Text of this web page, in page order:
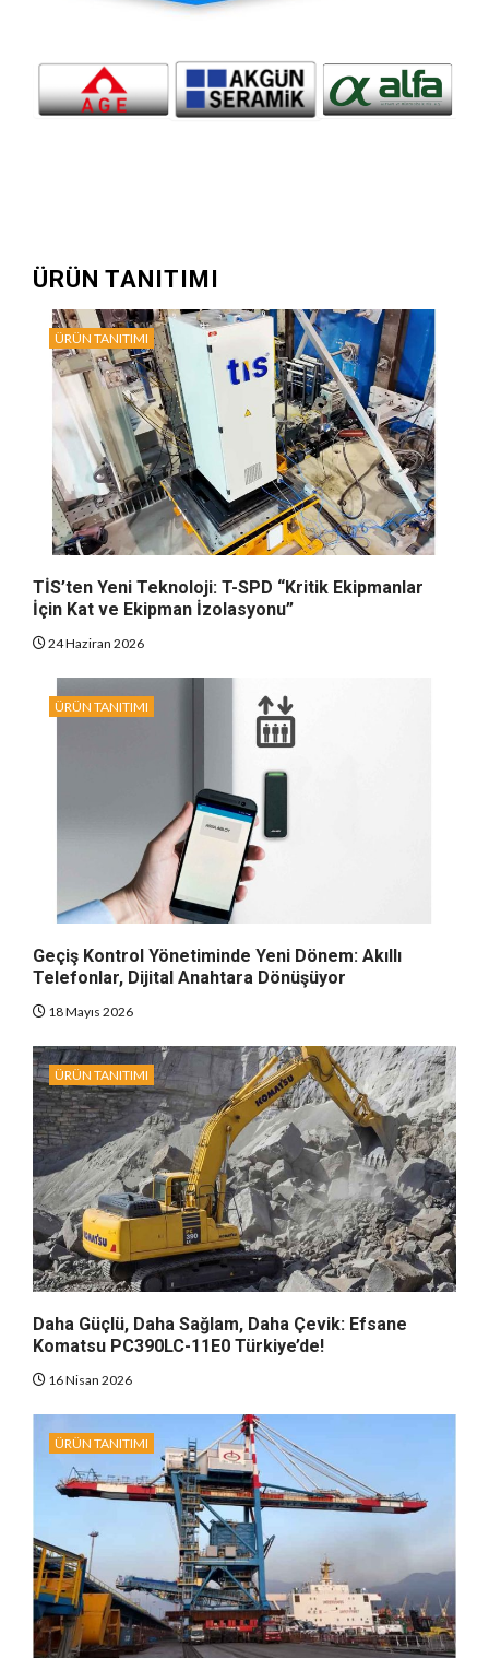
ÜRÜN TANITIMI
ÜRÜN TANITIMI
TİS’ten Yeni Teknoloji: T-SPD “Kritik Ekipmanlar
İçin Kat ve Ekipman İzolasyonu”
24 Haziran 2026
ÜRÜN TANITIMI
Geçiş Kontrol Yönetiminde Yeni Dönem: Akıllı
Telefonlar, Dijital Anahtara Dönüşüyor
18 Mayıs 2026
ÜRÜN TANITIMI
Daha Güçlü, Daha Sağlam, Daha Çevik: Efsane
Komatsu PC390LC-11E0 Türkiye’de!
16 Nisan 2026
ÜRÜN TANITIMI